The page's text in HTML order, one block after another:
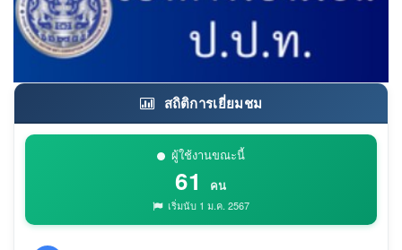
สถิติการเยี่ยมชม
ผู้ใช้งานขณะนี้
61 คน
เริ่มนับ 1 ม.ค. 2567